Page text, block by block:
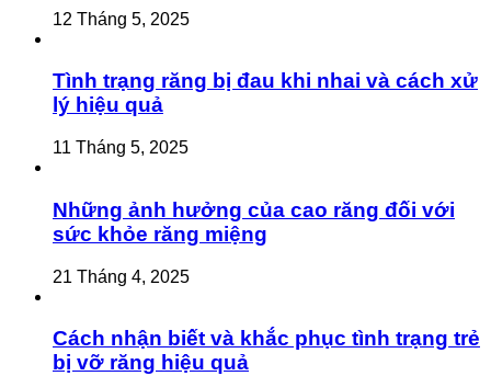
12 Tháng 5, 2025
Tình trạng răng bị đau khi nhai và cách xử
lý hiệu quả
11 Tháng 5, 2025
Những ảnh hưởng của cao răng đối với
sức khỏe răng miệng
21 Tháng 4, 2025
Cách nhận biết và khắc phục tình trạng trẻ
bị vỡ răng hiệu quả